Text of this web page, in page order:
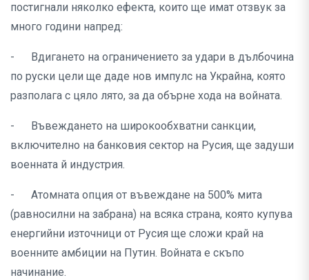
постигнали няколко ефекта, които ще имат отзвук за
много години напред:
- Вдигането на ограничението за удари в дълбочина
по руски цели ще даде нов импулс на Украйна, която
разполага с цяло лято, за да обърне хода на войната.
- Въвеждането на широкообхватни санкции,
включително на банковия сектор на Русия, ще задуши
военната й индустрия.
- Атомната опция от въвеждане на 500% мита
(равносилни на забрана) на всяка страна, която купува
енергийни източници от Русия ще сложи край на
военните амбиции на Путин. Войната е скъпо
начинание.